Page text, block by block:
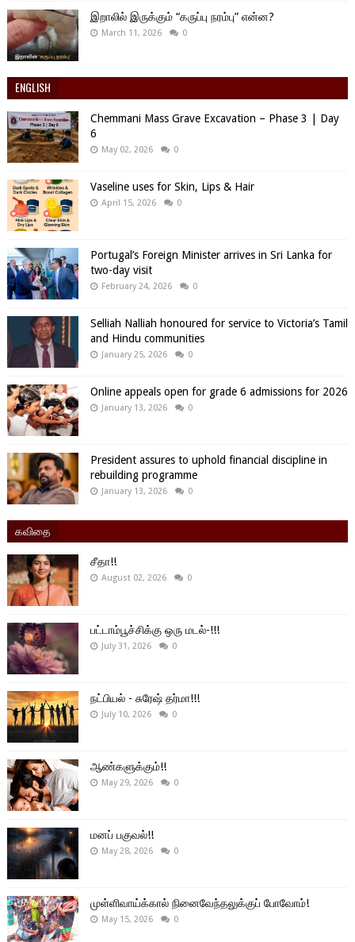
இறாலில் இருக்கும் “கருப்பு நரம்பு” என்ன?
March 11, 2026 0
ENGLISH
Chemmani Mass Grave Excavation – Phase 3 | Day
6
May 02, 2026 0
Vaseline uses for Skin, Lips & Hair
April 15, 2026 0
Portugal’s Foreign Minister arrives in Sri Lanka for
two-day visit
February 24, 2026 0
Selliah Nalliah honoured for service to Victoria’s Tamil
and Hindu communities
January 25, 2026 0
Online appeals open for grade 6 admissions for 2026
January 13, 2026 0
President assures to uphold financial discipline in
rebuilding programme
January 13, 2026 0
கவிதை
சீதா!!
August 02, 2026 0
பட்டாம்பூச்சிக்கு ஒரு மடல்-!!!
July 31, 2026 0
நட்பியல் - சுரேஷ் தர்மா!!!
July 10, 2026 0
ஆண்களுக்கும்!!
May 29, 2026 0
மனப் பகுவல்!!
May 28, 2026 0
முள்ளிவாய்க்கால் நினைவேந்தலுக்குப் போவோம்!
May 15, 2026 0